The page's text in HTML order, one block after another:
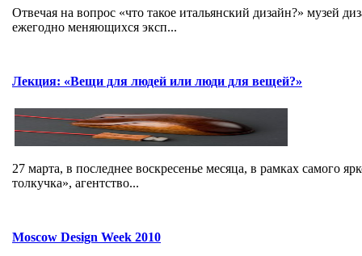
Отвечая на вопрос «что такое итальянский дизайн?» музей
ежегодно меняющихся эксп...
Лекция: «Вещи для людей или люди для вещей?»
27 марта, в последнее воскресенье месяца, в рамках самого
толкучка», агентство...
Moscow Design Week 2010